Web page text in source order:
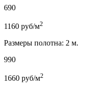
690
1160 руб/м2
Размеры полотна: 2 м.
990
1660 руб/м2